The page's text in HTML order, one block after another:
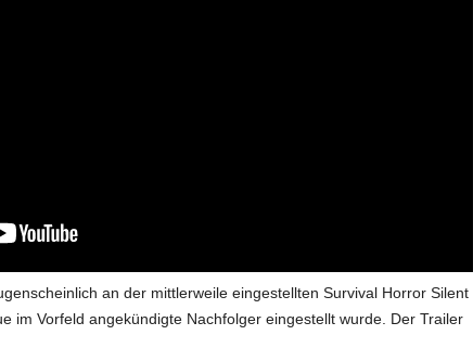
an der mittlerweile eingestellten Survival Horror Silent
im Vorfeld angekündigte Nachfolger eingestellt wurde. Der Trailer